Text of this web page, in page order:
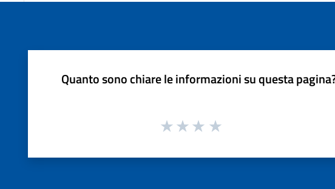
Quanto sono chiare le informazioni su questa